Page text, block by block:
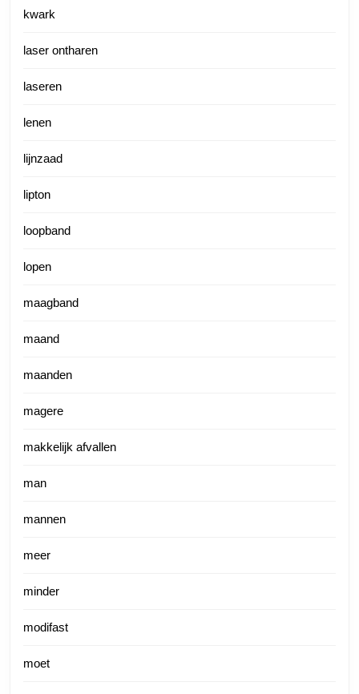
kwark
laser ontharen
laseren
lenen
lijnzaad
lipton
loopband
lopen
maagband
maand
maanden
magere
makkelijk afvallen
man
mannen
meer
minder
modifast
moet